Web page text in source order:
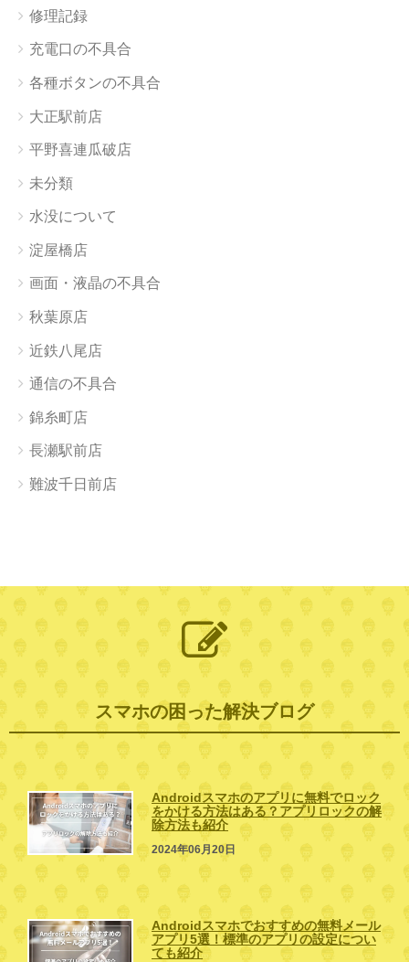
修理記録
充電口の不具合
各種ボタンの不具合
大正駅前店
平野喜連瓜破店
未分類
水没について
淀屋橋店
画面・液晶の不具合
秋葉原店
近鉄八尾店
通信の不具合
錦糸町店
長瀬駅前店
難波千日前店
スマホの困った解決ブログ
Androidスマホのアプリに無料でロック
をかける方法はある？アプリロックの解
除方法も紹介
2024年06月20日
Androidスマホでおすすめの無料メール
アプリ5選！標準のアプリの設定につい
ても紹介